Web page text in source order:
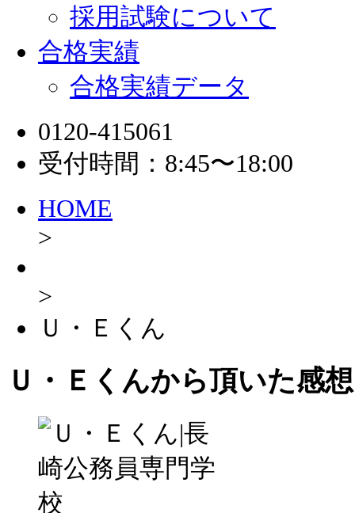
採用試験について
合格実績
合格実績データ
0120-415061
受付時間：8:45〜18:00
HOME
>
>
Ｕ・Ｅくん
Ｕ・Ｅくんから頂いた感想